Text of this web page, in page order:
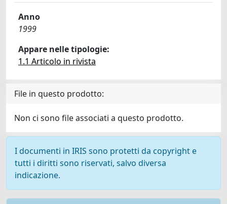
Anno
1999
Appare nelle tipologie:
1.1 Articolo in rivista
File in questo prodotto:
Non ci sono file associati a questo prodotto.
I documenti in IRIS sono protetti da copyright e
tutti i diritti sono riservati, salvo diversa
indicazione.